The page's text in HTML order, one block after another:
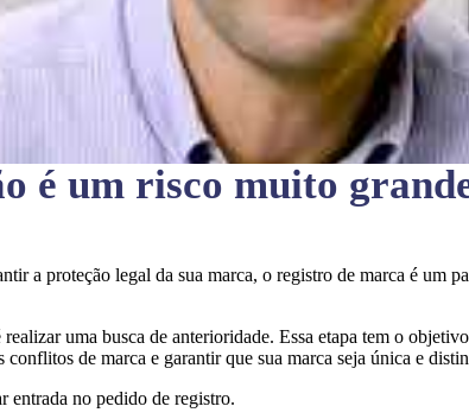
é um risco muito
a proteção legal da sua marca, o registro de marca é um
realizar uma busca de anterioridade. Essa etapa tem o
de marca e garantir que sua marca seja única e
entrada no pedido de registro.